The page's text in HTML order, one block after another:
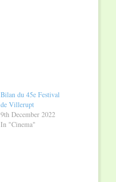
Bilan du 45e Festival
de Villerupt
9th December 2022
In "Cinema"